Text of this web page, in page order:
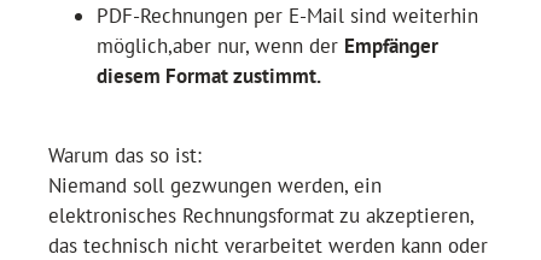
PDF-Rechnungen per E-Mail sind weiterhin
möglich,aber nur, wenn der Empfänger
diesem Format zustimmt.
Warum das so ist:
Niemand soll gezwungen werden, ein
elektronisches Rechnungsformat zu akzeptieren,
das technisch nicht verarbeitet werden kann oder